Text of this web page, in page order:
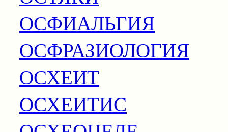
ОСФИАЛЬГИЯ
ОСФРАЗИОЛОГИЯ
ОСХЕИТ
ОСХЕИТИС